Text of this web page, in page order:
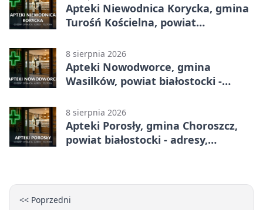
Apteki Niewodnica Korycka, gmina
Turośń Kościelna, powiat
godziny otwarcia
8 sierpnia 2026
Apteki Nowodworce, gmina
Wasilków, powiat białostocki -
8 sierpnia 2026
Apteki Porosły, gmina Choroszcz,
powiat białostocki - adresy,
<< Poprzedni